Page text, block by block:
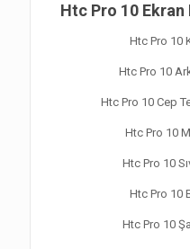
Htc Pro 10 Ekran
Htc Pro 10
Htc Pro 10
Htc Pro 10 Cep
Htc Pro 10
Htc Pro 10
Htc Pro 10
Htc Pro 10